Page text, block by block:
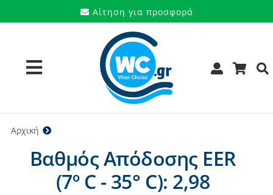
στο
Αίτηση για προσφορά
Toggle
Navigation
Προϊόντα
Υπηρεσίες
Αρχική
Βαθμός Απόδοσης EER
(7º C - 35° C): 2,98